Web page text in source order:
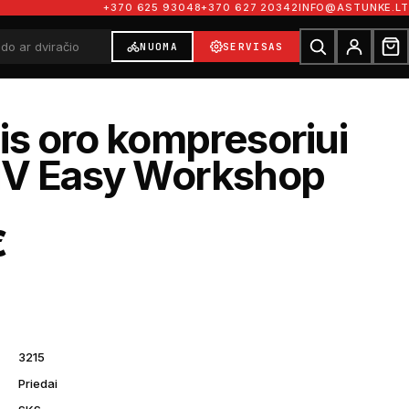
+370 625 93048+370 627 20342INFO@ASTUNKE.LT
NUOMA SERVISAS
oro kompresoriui
Easy Workshop
3215
Priedai